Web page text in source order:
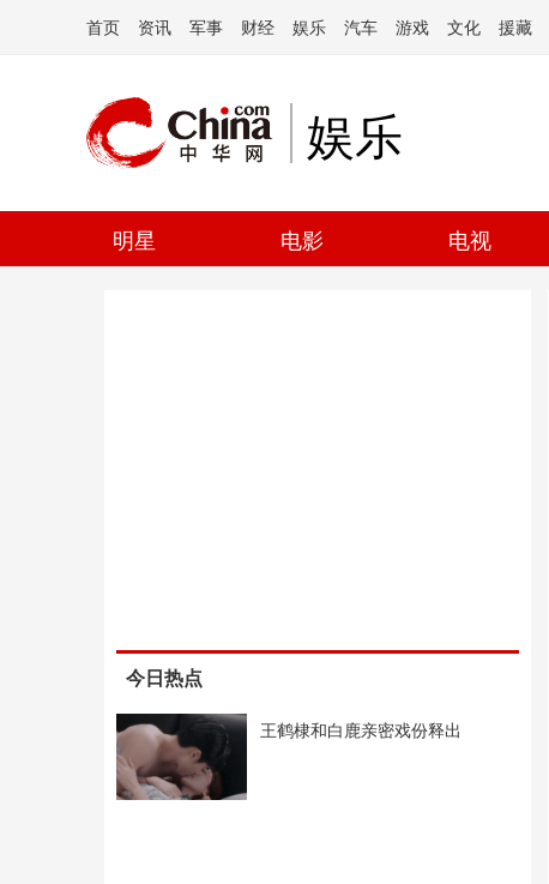
首页 资讯 军事 财经 娱乐 汽车 游戏 文化 援藏
娱乐
明星 电影 电视
今日热点
王鹤棣和白鹿亲密戏份释出